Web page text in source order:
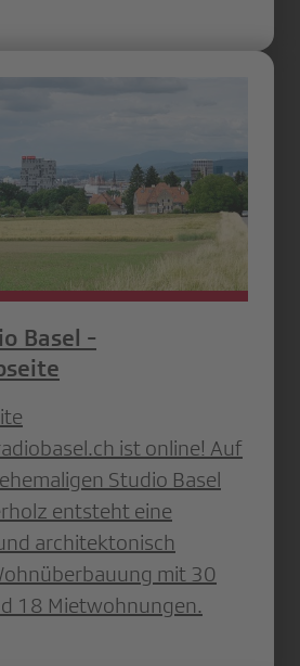
Basel -
ist online! Auf
Studio Basel
entsteht eine
architektonisch
mit 30
18 Mietwohnungen.